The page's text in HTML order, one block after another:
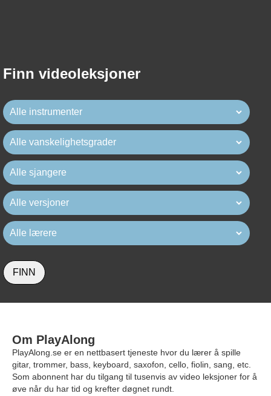
Finn videoleksjoner
FINN
Om PlayAlong
PlayAlong.se er en nettbasert tjeneste hvor du lærer å spille
gitar, trommer, bass, keyboard, saxofon, cello, fiolin, sang, etc.
Som abonnent har du tilgang til tusenvis av video leksjoner for å
øve når du har tid og krefter døgnet rundt.